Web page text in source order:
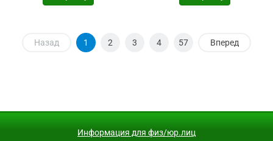
Назад 1 2 3 4 57 Вперед
Информация для физ/юр.лиц